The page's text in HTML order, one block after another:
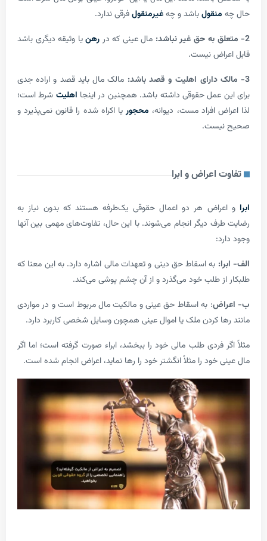
منقول باشد و چهغیرمنقول فرقی ندارد.
مال عینی که دررهن یا وثیقه دیگری باشد
نیست.
مالک مال باید قصد و اراده جدی
عمل حقوقی داشته باشد. همچنین در اینجااهلیت شرط است؛
افراد مست، دیوانه،محجور یا اکراه شده را قانون نمی‌پذیرد و
اعراض و ابرا
هر دو اعمال حقوقی یک‌طرفه هستند که بدون نیاز به
دیگر انجام می‌شوند. با این حال، تفاوت‌های مهمی بین آنها
به اسقاط حق دینی و تعهدات مالی اشاره دارد. به این معنا که
طلب خود می‌گذرد و از آن چشم پوشی می‌کند.
: به اسقاط حق عینی و مالکیت مال مربوط است و در مواردی
کردن ملک یا اموال عینی همچون وسایل شخصی کاربرد دارد.
فردی طلب مالی خود را ببخشد، ابراء صورت گرفته است؛ اما اگر
خود را مثلاً انگشتر خود را رها نماید، اعراض انجام شده است.